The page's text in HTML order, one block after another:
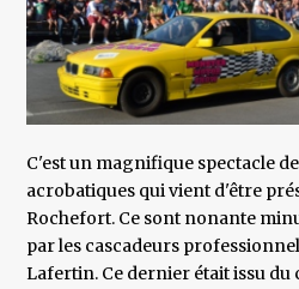
C'est un magnifique spectacle
acrobatiques qui vient d'être
Rochefort. Ce sont nonante
par les cascadeurs
Lafertin. Ce dernier était issu du